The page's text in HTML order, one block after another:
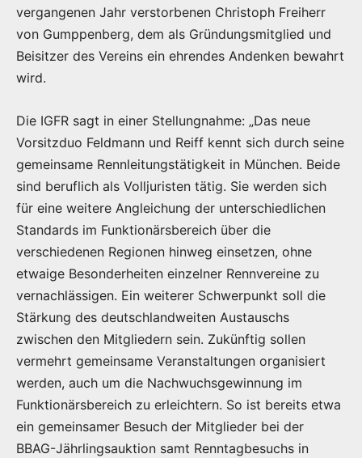
vergangenen Jahr verstorbenen Christoph Freiherr
von Gumppenberg, dem als Gründungsmitglied und
Beisitzer des Vereins ein ehrendes Andenken bewahrt
wird.
Die IGFR sagt in einer Stellungnahme: „Das neue
Vorsitzduo Feldmann und Reiff kennt sich durch seine
gemeinsame Rennleitungstätigkeit in München. Beide
sind beruflich als Volljuristen tätig. Sie werden sich
für eine weitere Angleichung der unterschiedlichen
Standards im Funktionärsbereich über die
verschiedenen Regionen hinweg einsetzen, ohne
etwaige Besonderheiten einzelner Rennvereine zu
vernachlässigen. Ein weiterer Schwerpunkt soll die
Stärkung des deutschlandweiten Austauschs
zwischen den Mitgliedern sein. Zukünftig sollen
vermehrt gemeinsame Veranstaltungen organisiert
werden, auch um die Nachwuchsgewinnung im
Funktionärsbereich zu erleichtern. So ist bereits etwa
ein gemeinsamer Besuch der Mitglieder bei der
BBAG-Jährlingsauktion samt Renntagbesuchs in